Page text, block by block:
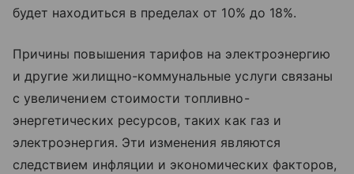
будет находиться в пределах от 10% до 18%.
Причины повышения тарифов на электроэнергию
и другие жилищно-коммунальные услуги связаны
с увеличением стоимости топливно-
энергетических ресурсов, таких как газ и
электроэнергия. Эти изменения являются
следствием инфляции и экономических факторов,